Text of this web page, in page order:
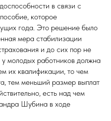
в связи с
которое
года. Это решение было
мера стабилизации
и до сих пор не
молодых работников должна
их квалификации, то чем
тем меньший размер выплат
есть над чем
Шубина в ходе